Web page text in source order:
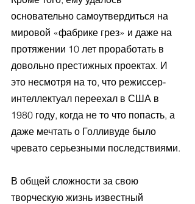
основательно самоутвердиться на
мировой «фабрике грез» и даже на
протяжении 10 лет проработать в
довольно престижных проектах. И
это несмотря на то, что режиссер-
интеллектуал переехал в США в
1980 году, когда не то что попасть, а
даже мечтать о Голливуде было
чревато серьезными последствиями.
В общей сложности за свою
творческую жизнь известный